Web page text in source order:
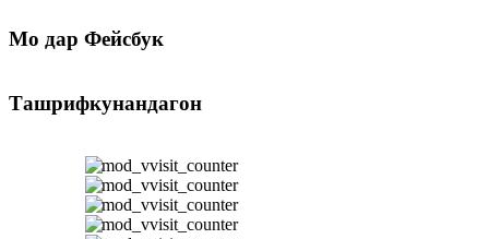
Мо дар Фейсбук
Ташрифкунандагон